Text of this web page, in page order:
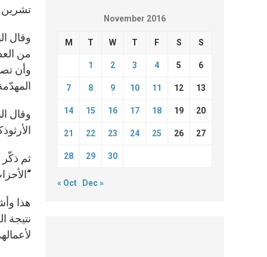
تشرين الثاني 2016 في دير دانيلوف،
وقال
من
وأن
وقال
هذا
نتيجة
November 2016
M T W T F S S
1 2 3 4 5 6
7 8 9 10 11 12 13
14 15 16 17 18 19 20
21 22 23 24 25 26 27
28 29 30
« Oct Dec »